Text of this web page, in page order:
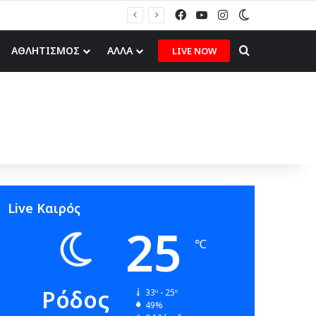
FacebookYouTubeInstagram
ΑΘΛΗΤΙΣΜΟΣ ΑΛΛΑ LIVE NOW Search for
Live Καιρός
Ρόδος
25 ℃
33º - 25º
49%